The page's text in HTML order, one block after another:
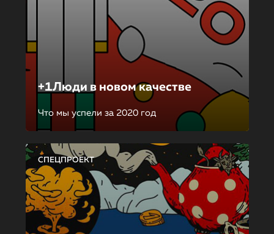
+1Люди в новом качестве
Что мы успели за 2020 год
СПЕЦПРОЕКТ